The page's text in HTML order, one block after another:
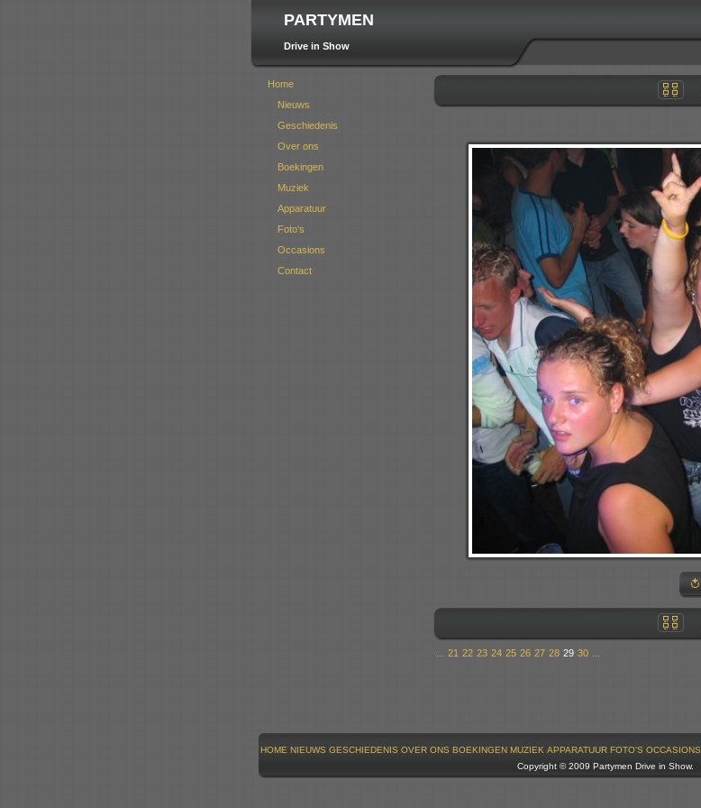
PARTYMEN
Drive in Show
Home
Nieuws
Geschiedenis
Over ons
Boekingen
Muziek
Apparatuur
Foto's
Occasions
Contact
21 22 23 24 25 26 27 28 29 30
HOME NIEUWS GESCHIEDENIS OVER ONS BOEKINGEN MUZIEK APPARATUUR FOTO'S OCCASIONS
Copyright © 2009 Partymen Drive in Show.